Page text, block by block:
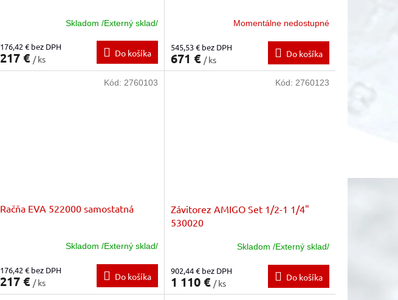
Skladom /Externý sklad/
176,42 € bez DPH
217 € / ks
Do košíka
Momentálne nedostupné
545,53 € bez DPH
671 € / ks
Do košíka
Račňa EVA 522000 samostatná
Skladom /Externý sklad/
176,42 € bez DPH
217 € / ks
Do košíka
Kód: 2760103
Závitorez AMIGO Set 1/2-1 1/4"
530020
Skladom /Externý sklad/
902,44 € bez DPH
1 110 € / ks
Do košíka
Kód: 2760123